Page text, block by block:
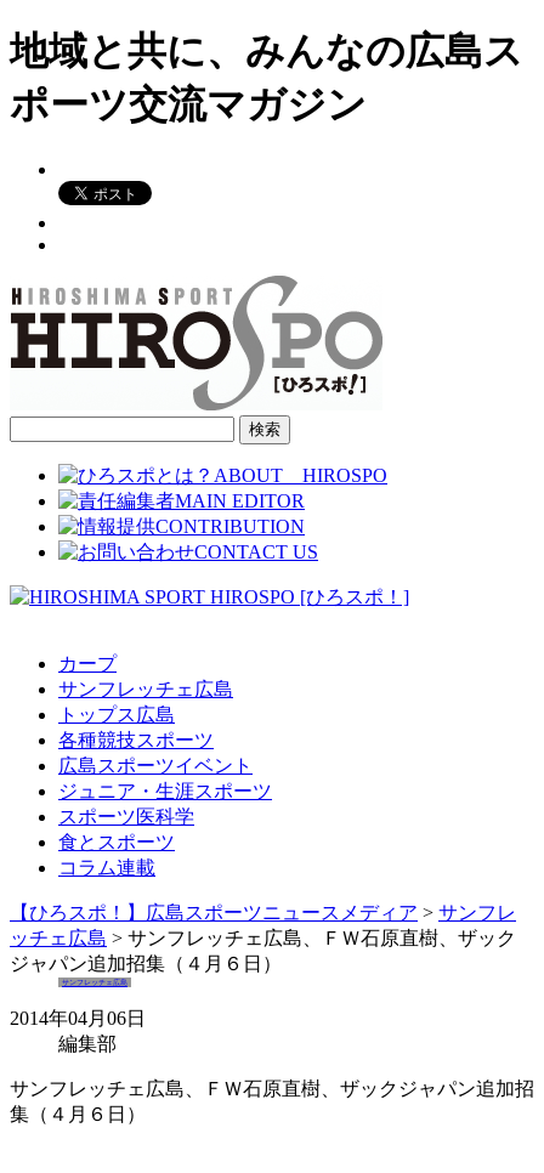
地域と共に、みんなの広島ス
ポーツ交流マガジン
カープ
サンフレッチェ広島
トップス広島
各種競技スポーツ
広島スポーツイベント
ジュニア・生涯スポーツ
スポーツ医科学
食とスポーツ
コラム連載
【ひろスポ！】広島スポーツニュースメディア > サンフレ
ッチェ広島 > サンフレッチェ広島、ＦＷ石原直樹、ザック
ジャパン追加招集（４月６日）
サンフレッチェ広島
2014年04月06日
編集部
サンフレッチェ広島、ＦＷ石原直樹、ザックジャパン追加招
集（４月６日）